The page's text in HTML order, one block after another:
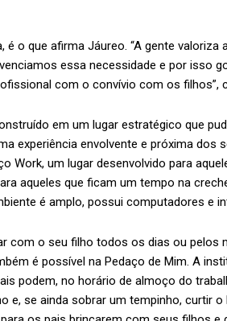
o que afirma Jáureo. “A gente valoriza
essa necessidade e por isso
com o convívio com os filhos”,
em um lugar estratégico que
experiência envolvente e próxima dos
Work, um lugar desenvolvido para
aqueles que ficam um tempo na
é amplo, possui computadores e
com o seu filho todos os dias ou pelos
é possível na Pedaço de Mim. A
podem, no horário de almoço do
e, se ainda sobrar um tempinho, curtir o